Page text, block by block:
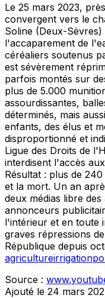
Le 25 mars 2023,
convergent vers le
Soline (Deux-
l'accaparement de
céréaliers soutenus
est sévèrement
parfois montés sur
plus de 5.000
assourdissantes,
déterminés, mais
enfants, des élus et
disproportionné et
Ligue des Droits de
interdisent l'accès
Résultat : plus de
et la mort. Un an
deux médias libre
annonceurs
l'intérieur et en toute
graves répressions
République depuis
agricultureirrigation
Source :
Ajouté le 24 mars